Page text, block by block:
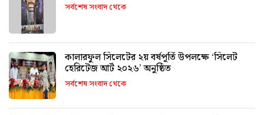
সর্বশেষ সংবাদ থেকে
কালারফুল সিলেটের ২য় বর্ষপূর্তি উপলক্ষে ‘সিলেট
হেরিটেজ আর্ট ২০২৬’ অনুষ্ঠিত
সর্বশেষ সংবাদ থেকে